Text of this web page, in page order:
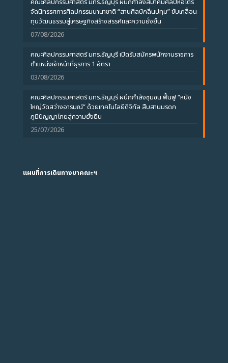
จัดนิทรรศการศิลปกรรมนานาชาติ “สานศิลป์กลิ่นปทุม” ขับเคลื่อน
ทุนวัฒนธรรมสู่เศรษฐกิจสร้างสรรค์และความยั่งยืน
07/08/2026
คณะศิลปกรรมศาสตร์ มทร.ธัญบุรี เปิดรับสมัครพนักงานราชการ
ตำแหน่งเจ้าหน้าที่ธุรการ 1 อัตรา
03/08/2026
คณะศิลปกรรมศาสตร์ มทร.ธัญบุรี ผนึกกำลังชุมชน ฟื้นฟู “หนัง
ใหญ่วัดสว่างอารมณ์” ด้วยเทคโนโลยีดิจิทัล สืบสานมรดก
ภูมิปัญญาไทยสู่ความยั่งยืน
25/07/2026
แผนที่การเดินทางมาคณะฯ